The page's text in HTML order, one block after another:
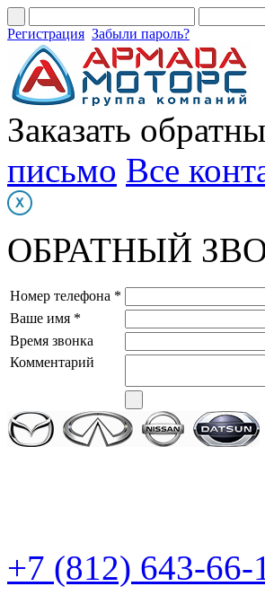
Регистрация Забыли пароль?
Заказать
письмо Все
ОБРАТНЫЙ
Номер телефона *
Ваше имя *
Время звонка
Комментарий
+7 (812) 643-66-